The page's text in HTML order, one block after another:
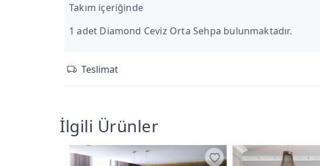
Takım içeriğinde
1 adet Diamond Ceviz Orta Sehpa bulunmaktadır.
Teslimat
İlgili Ürünler